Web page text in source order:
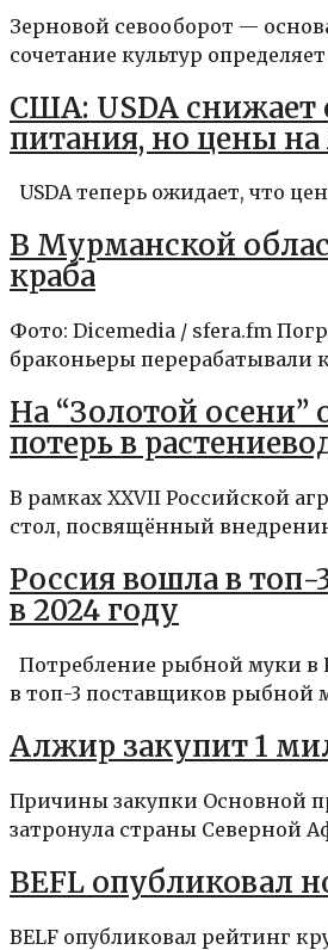
Зерновой севооборот —
сочетание культур
США: USDA
питания, но цены на
USDA теперь ожидает, что
В Мурманской
краба
Фото: Dicemedia / sfera.fm
браконьеры перерабатывали
На “Золотой
потерь в
В рамках XXVII Российской
стол, посвящённый
Россия вошла в
в 2024 году
Потребление рыбной муки в
в топ-3 поставщиков рыбной
Алжир закупит 1
Причины закупки Основной
затронула страны Северной
BEFL опубликовал
BELF опубликовал рейтинг